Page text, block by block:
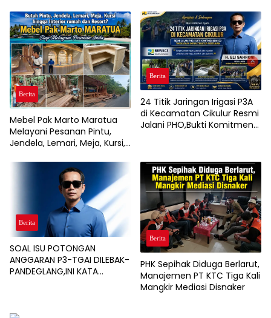
BERSIH DARI MASALAH
KEUANGAN
Berita
Mebel Pak Marto Maratua
Melayani Pesanan Pintu,
Jendela, Lemari, Meja, Kursi,
Berita
24 Titik Jaringan Irigasi P3A
di Kecamatan Cikulur Resmi
Jalani PHO,Bukti Komitmen
Berita
SOAL ISU POTONGAN
ANGGARAN P3-TGAI DILEBAK-
PANDEGLANG,INI KATA
Berita
PHK Sepihak Diduga Berlarut,
Manajemen PT KTC Tiga Kali
Mangkir Mediasi Disnaker